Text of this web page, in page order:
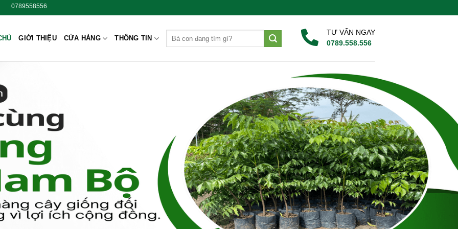
GIỚI THIỆU CỬA HÀNG THÔNG TIN
TƯ VẤN NGAY
0789.558.556